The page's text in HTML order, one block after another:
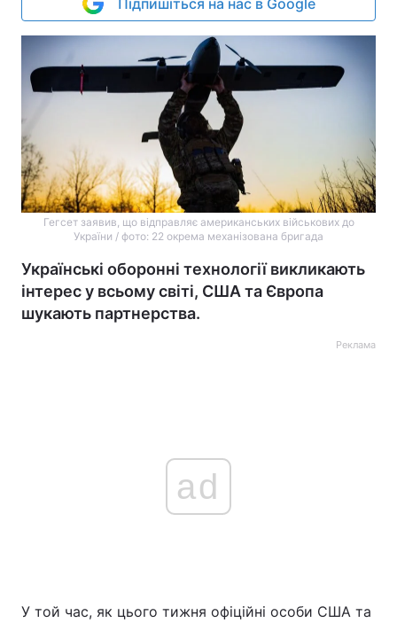
Підпишіться на нас в Google
Гегсет заявив, що відправляє американських військових до
України / фото: 22 окрема механізована бригада
Українські оборонні технології викликають
інтерес у всьому світі, США та Європа
шукають партнерства.
Реклама
ad
У той час, як цього тижня офіційні особи США та